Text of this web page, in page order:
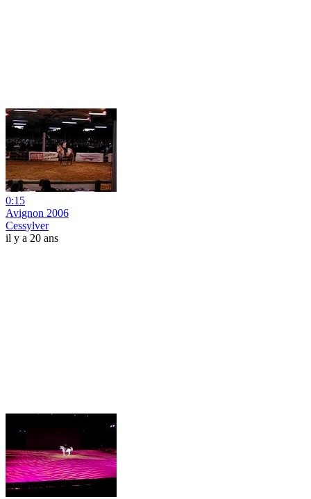
0:15
Avignon 2006
Cessylver
il y a 20 ans